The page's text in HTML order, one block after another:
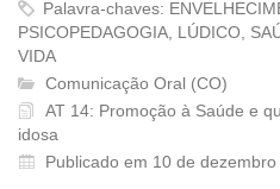
Palavra-chaves:
PSICOPEDAGOGIA, LÚDICO,
VIDA
Comunicação Oral (CO)
AT 14: Promoção à Saúde e
idosa
Publicado em 10 de